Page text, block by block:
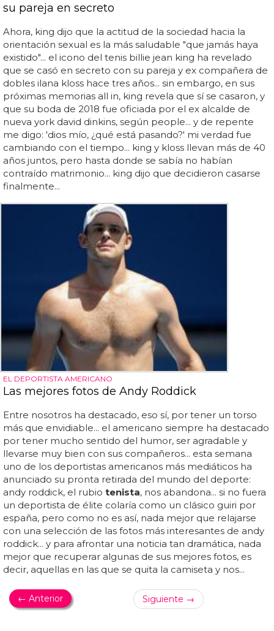
su pareja en secreto
Ahora, king dijo que la actitud de la sociedad hacia la
orientación sexual es la más saludable "que jamás haya
existido"... el icono del tenis billie jean king ha revelado
que se casó en secreto con su pareja y ex compañera de
dobles ilana kloss hace tres años... sin embargo, en sus
próximas memorias all in, king revela que sí se casaron, y
que su boda de 2018 fue oficiada por el ex alcalde de
nueva york david dinkins, según people... y de repente
me digo: 'dios mío, ¿qué está pasando?' mi verdad fue
cambiando con el tiempo... king y kloss llevan más de 40
años juntos, pero hasta donde se sabía no habían
contraído matrimonio... king dijo que decidieron casarse
finalmente...
EL DEPORTISTA AMERICANO
Las mejores fotos de Andy Roddick
Entre nosotros ha destacado, eso sí, por tener un torso
más que envidiable... el americano siempre ha destacado
por tener mucho sentido del humor, ser agradable y
llevarse muy bien con sus compañeros... esta semana
uno de los deportistas americanos más mediáticos ha
anunciado su pronta retirada del mundo del deporte:
andy roddick, el rubio tenista, nos abandona... si no fuera
un deportista de élite colaría como un clásico guiri por
españa, pero como no es así, nada mejor que relajarse
con una selección de las fotos más interesantes de andy
roddick... y para afrontar una noticia tan dramática, nada
mejor que recuperar algunas de sus mejores fotos, es
decir, aquellas en las que se quita la camiseta y nos...
← Anterior Siguiente →